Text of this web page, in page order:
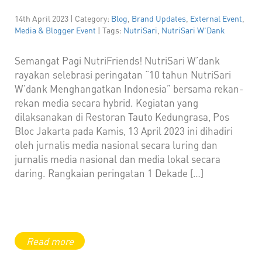
14th April 2023 | Category: Blog Brand Updates External Event
Media & Blogger Event | Tags: NutriSari NutriSari W'Dank
Semangat Pagi NutriFriends! NutriSari W’dank
rayakan selebrasi peringatan “10 tahun NutriSari
W’dank Menghangatkan Indonesia” bersama rekan-
rekan media secara hybrid. Kegiatan yang
dilaksanakan di Restoran Tauto Kedungrasa, Pos
Bloc Jakarta pada Kamis, 13 April 2023 ini dihadiri
oleh jurnalis media nasional secara luring dan
jurnalis media nasional dan media lokal secara
daring. Rangkaian peringatan 1 Dekade […]